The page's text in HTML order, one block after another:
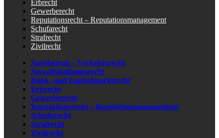
Erbrecht
Gewerberecht
Reputationsrecht – Reputationsmanagement
Schufarecht
Strafrecht
Zivilrecht
Autobetrug – Verkehrsrecht
Anwaltshaftungsrecht
Bank- und Kapitalmarktrecht
Erbrecht
Gewerberecht
Reputationsrecht – Reputationsmanagement
Schufarecht
Strafrecht
Zivilrecht